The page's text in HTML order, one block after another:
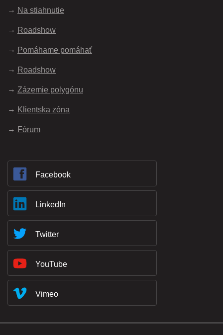
Na stiahnutie
Roadshow
Pomáhame pomáhať
Roadshow
Zázemie polygónu
Klientska zóna
Fórum
Facebook
LinkedIn
Twitter
YouTube
Vimeo